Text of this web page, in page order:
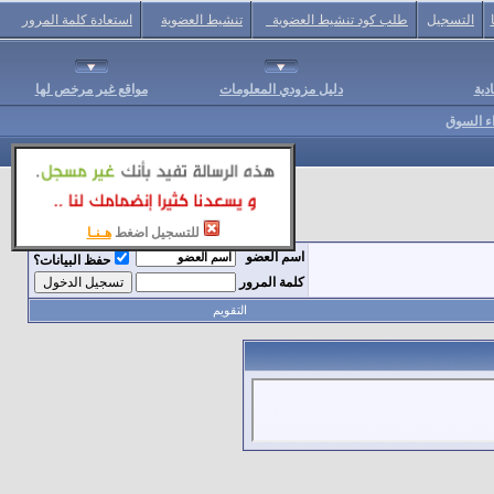
للتسجيل اضغط هـنـا
التسجيل طلب كود تنشيط العضوية تنشيط العضوية استعادة كلمة المرور
دليل مزودي المعلومات مواقع غير مرخص لها
السوق
اسم العضو
حفظ البيانات؟
كلمة المرور
التقويم